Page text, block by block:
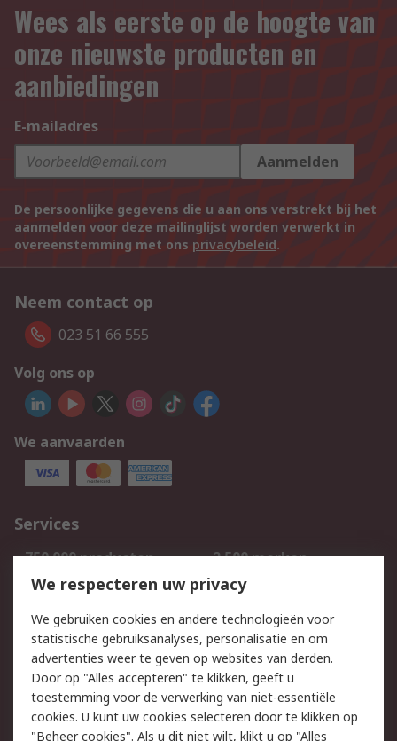
Wees als eerste op de hoogte van
onze nieuwste producten en
aanbiedingen
E-mailadres
Aanmelden
De persoonlijke gegevens die u aan ons verstrekt bij het
aanmelden voor deze mailinglijst worden verwerkt in
overeenstemming met ons privacybeleid.
Neem contact op
023 51 66 555
Volg ons op
We aanvaarden
Services
750.000 producten
2.500 merken
Bestellen
Inkoopoplossingen
Track & Trace
Wettelijk
Cookiebeleid
Email veiligheid
Privacybeleid
Websitevoorwaarden
We respecteren uw privacy
We gebruiken cookies en andere technologieën voor
statistische gebruiksanalyses, personalisatie en om
advertenties weer te geven op websites van derden.
Door op "Alles accepteren" te klikken, geeft u
toestemming voor de verwerking van niet-essentiële
cookies. U kunt uw cookies selecteren door te klikken op
"Beheer cookies". Als u dit niet wilt, klikt u op "Alles